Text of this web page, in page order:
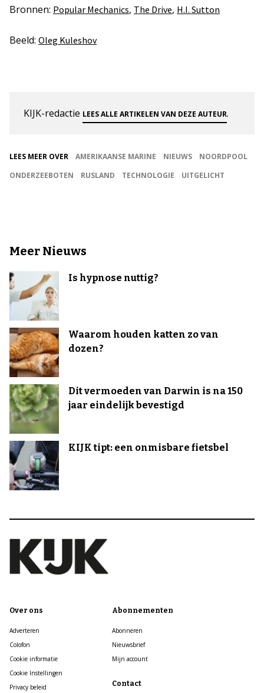
Bronnen: Popular Mechanics, The Drive, H.I. Sutton
Beeld: Oleg Kuleshov
KIJK-redactie LEES ALLE ARTIKELEN VAN DEZE AUTEUR.
LEES MEER OVER AMERIKAANSE MARINE NIEUWS
NOORDPOOL
ONDERZEEBOTEN
RUSLAND TECHNOLOGIE UITGELICHT
Meer Nieuws
Is hypnose nuttig?
Waarom houden katten zo van
dozen?
Dit vermoeden van Darwin is na 150
jaar eindelijk bevestigd
KIJK tipt: een onmisbare fietsbel
Over ons
Adverteren
Colofon
Cookie informatie
Cookie Instellingen
Privacy beleid
Abonnementen
Abonneren
Nieuwsbrief
Mijn account
Contact